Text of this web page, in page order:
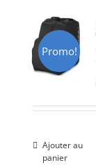
Promo!
Ajouter au
panier